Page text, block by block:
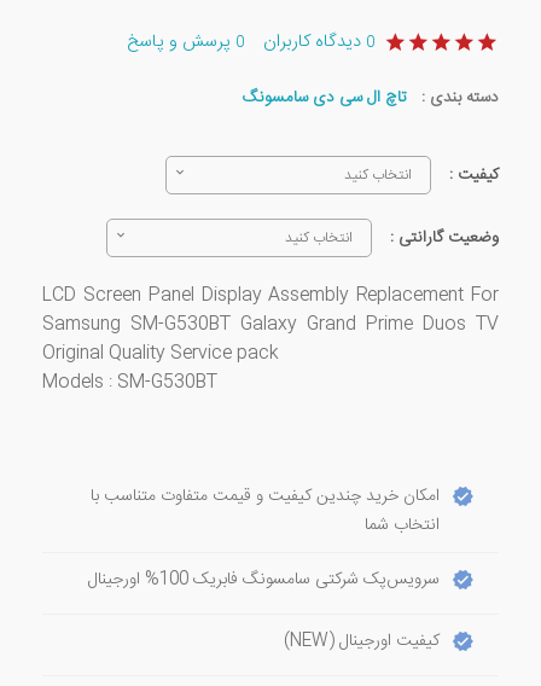
0 دیدگاه کاربران 0 پرسش و پاسخ
دسته بندی : تاچ ال سی دی سامسونگ
کیفیت : انتخاب کنید
وضعیت گارانتی : انتخاب کنید
LCD Screen Panel Display Assembly Replacement For
Samsung SM-G530BT Galaxy Grand Prime Duos TV
Original Quality Service pack
Models : SM-G530BT
امکان خرید چندین کیفیت و قیمت متفاوت متناسب با
انتخاب شما
سرویس‌پک شرکتی سامسونگ فابریک 100% اورجینال
کیفیت اورجینال (NEW)